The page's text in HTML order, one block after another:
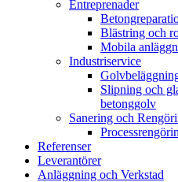
Entreprenader
Blästring och
Mobila
Industriservice
Slipning och
betonggolv
Sanering och
Referenser
Leverantörer
Anläggning och Verkstad